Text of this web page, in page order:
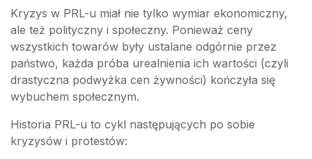
Kryzys w PRL-u miał nie tylko wymiar ekonomiczny,
ale też polityczny i społeczny. Ponieważ ceny
wszystkich towarów były ustalane odgórnie przez
państwo, każda próba urealnienia ich wartości (czyli
drastyczna podwyżka cen żywności) kończyła się
wybuchem społecznym.
Historia PRL-u to cykl następujących po sobie
kryzysów i protestów: